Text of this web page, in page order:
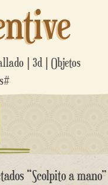
| 3d | Objetos
“Scolpito a mano”